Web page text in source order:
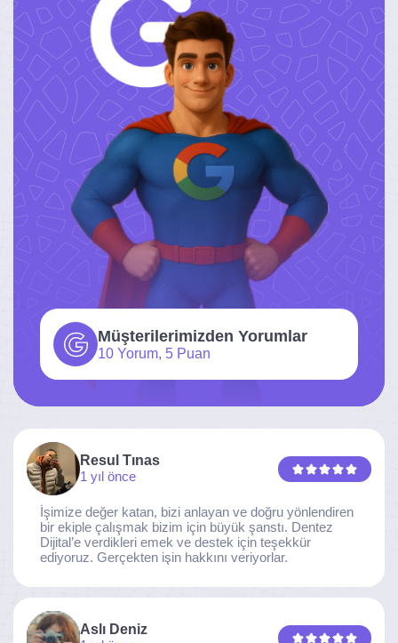
Müşterilerimizden Yorumlar
10 Yorum, 5 Puan
Resul Tınas
1 yıl önce
İşimize değer katan, bizi anlayan ve doğru yönlendiren
bir ekiple çalışmak bizim için büyük şanstı. Dentez
Dijital’e verdikleri emek ve destek için teşekkür
ediyoruz. Gerçekten işin hakkını veriyorlar.
Aslı Deniz